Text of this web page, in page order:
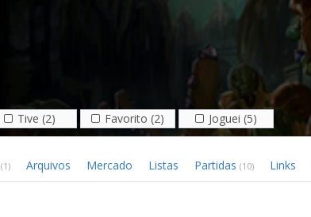
Tive (2) Favorito (2) Joguei (5)
(1) Arquivos Mercado Listas Partidas (10) Links